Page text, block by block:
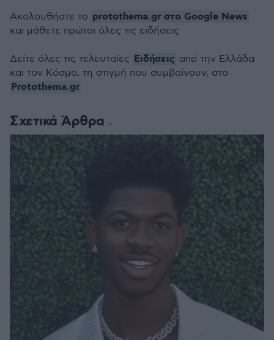
Σχετικά Άρθρα
Ακολουθήστε το protothema.gr στο Google News
και μάθετε πρώτοι όλες τις ειδήσεις
Δείτε όλες τις τελευταίες Ειδήσεις από την Ελλάδα
και τον Κόσμο, τη στιγμή που συμβαίνουν, στο
Protothema.gr